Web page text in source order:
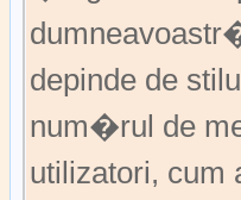
depinde de
num�rul de
utilizatori,